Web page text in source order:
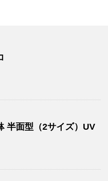
半面型（2サイズ）UV